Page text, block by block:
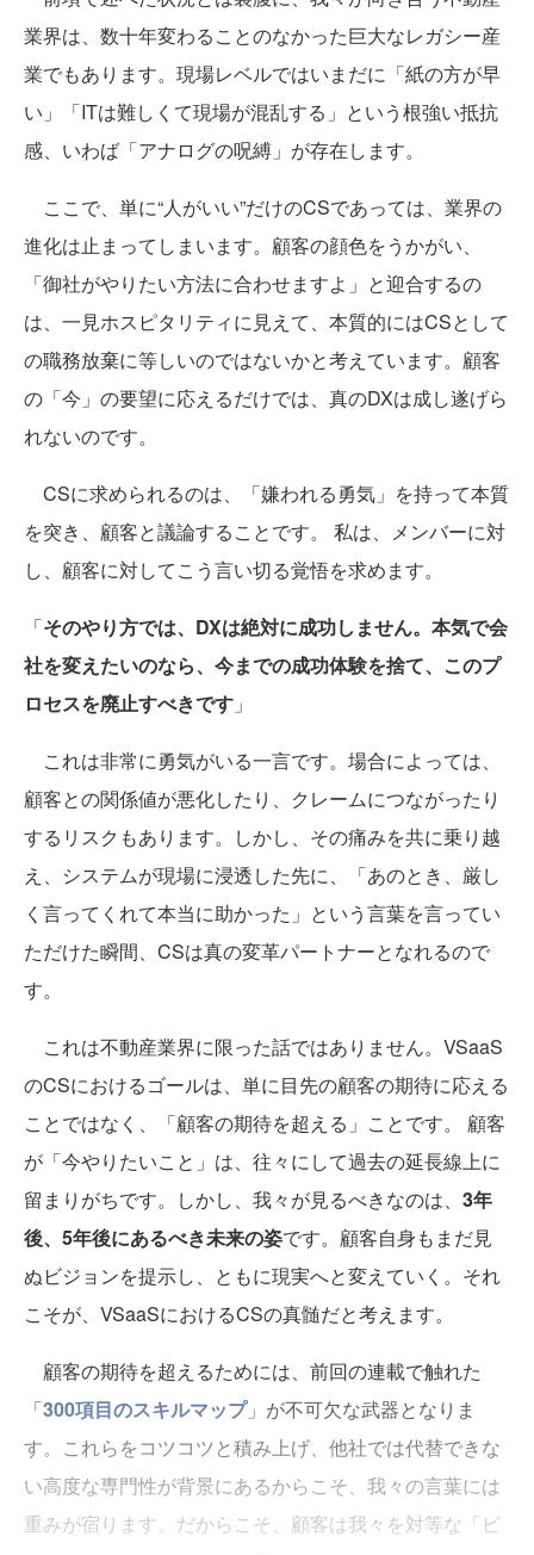
業界は、数十年変わることのなかった巨大なレガシー産
業でもあります。現場レベルではいまだに「紙の方が早
い」「ITは難しくて現場が混乱する」という根強い抵抗
感、いわば「アナログの呪縛」が存在します。
ここで、単に“人がいい”だけのCSであっては、業界の
進化は止まってしまいます。顧客の顔色をうかがい、
「御社がやりたい方法に合わせますよ」と迎合するの
は、一見ホスピタリティに見えて、本質的にはCSとして
の職務放棄に等しいのではないかと考えています。顧客
の「今」の要望に応えるだけでは、真のDXは成し遂げら
れないのです。
CSに求められるのは、「嫌われる勇気」を持って本質
を突き、顧客と議論することです。 私は、メンバーに対
し、顧客に対してこう言い切る覚悟を求めます。
「そのやり方では、DXは絶対に成功しません。本気で会
社を変えたいのなら、今までの成功体験を捨て、このプ
ロセスを廃止すべきです 」
これは非常に勇気がいる一言です。場合によっては、
顧客との関係値が悪化したり、クレームにつながったり
するリスクもあります。しかし、その痛みを共に乗り越
え、システムが現場に浸透した先に、「あのとき、厳し
く言ってくれて本当に助かった」という言葉を言ってい
ただけた瞬間、CSは真の変革パートナーとなれるので
す。
これは不動産業界に限った話ではありません。VSaaS
のCSにおけるゴールは、単に目先の顧客の期待に応える
ことではなく、「顧客の期待を超える」ことです。 顧客
が「今やりたいこと」は、往々にして過去の延長線上に
留まりがちです。しかし、我々が見るべきなのは、 3年
後、5年後にあるべき未来の姿です。顧客自身もまだ見
ぬビジョンを提示し、ともに現実へと変えていく。それ
こそが、VSaaSにおけるCSの真髄だと考えます。
顧客の期待を超えるためには、前回の連載で触れた
「300項目のスキルマップ」が不可欠な武器となりま
す。これらをコツコツと積み上げ、他社では代替できな
い高度な専門性が背景にあるからこそ、我々の言葉には
重みが宿ります。だからこそ、顧客は我々を対等な「ビ